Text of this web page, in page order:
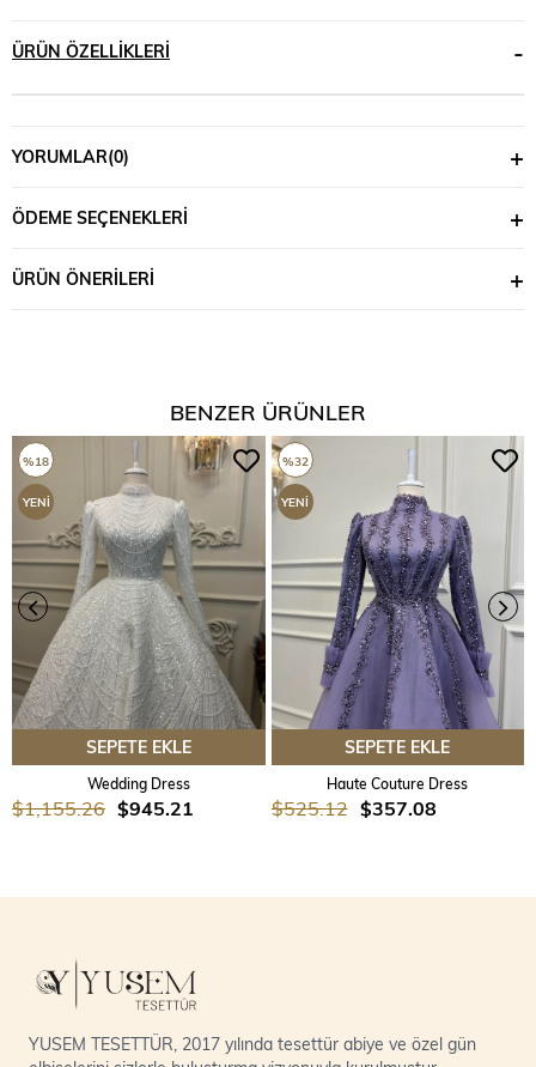
ÜRÜN ÖZELLIKLERI
YORUMLAR(0)
ÖDEME SEÇENEKLERI
ÜRÜN ÖNERILERI
BENZER ÜRÜNLER
SEPETE EKLE
Wedding Dress
$945.21
$1,155.26
%18
YENI
ÜRÜN
SEPETE EKLE
Haute Couture Dress
$357.08
$525.12
%32
YENI
YUSEM TESETTÜR, 2017 yılında tesettür abiye ve özel gün